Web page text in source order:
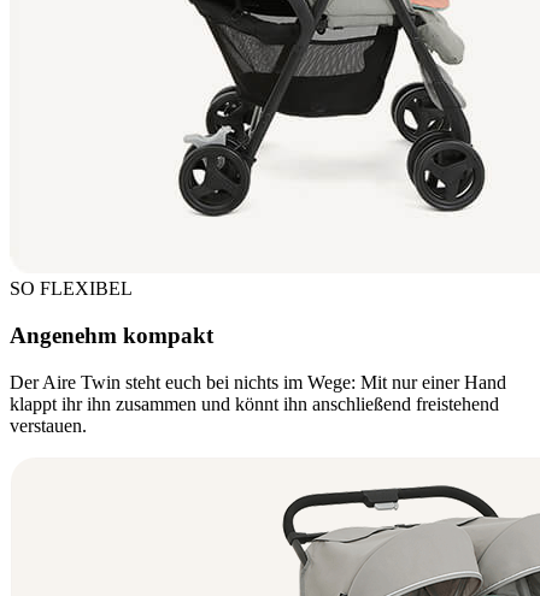
SO FLEXIBEL
Angenehm kompakt
Der Aire Twin steht euch bei nichts im Wege: Mit nur einer Hand
klappt ihr ihn zusammen und könnt ihn anschließend freistehend
verstauen.